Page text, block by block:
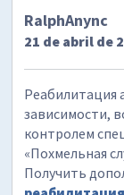
RalphAnync
21 de abril de
Реабилитация
зависимости,
контролем
«Похмельная
Получить